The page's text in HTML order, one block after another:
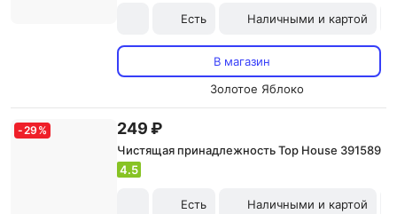
Есть Наличными и картой
В магазин
Золотое Яблоко
-29 % 249 ₽
Чистящая принадлежность Top House 391589
4.5
Есть Наличными и картой